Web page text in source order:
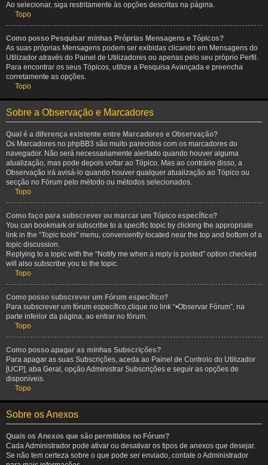
Ao selecionar, siga restritamente às opções descritas na página.
Topo
Como posso Pesquisar minhas Próprias Mensagens e Tópicos?
As suas próprias Mensagens podem ser exibidas clicando em Mensagens do
Utilizador através do Painel de Utilizadores ou apenas pelo seu próprio Perfil.
Para encontrar os seus Tópicos, utilize a Pesquisa Avançada e preencha
corretamente as opções.
Topo
Sobre a Observação e Marcadores
Qual é a diferença existente entre Marcadores e Observação?
Os Marcadores no phpBB3 são muito parecidos com os marcadores do
navegador. Não será necessariamente alertado quando houver alguma
atualização, mas pode depois voltar ao Tópico. Mas ao contrário disso, a
Observação irá avisá-lo quando houver qualquer atualização ao Tópico ou
secção no Fórum pelo método ou métodos selecionados.
Topo
Como faço para subscrever ou marcar um Tópico específico?
You can bookmark or subscribe to a specific topic by clicking the appropriate
link in the “Topic tools” menu, conveniently located near the top and bottom of a
topic discussion.
Replying to a topic with the “Notify me when a reply is posted” option checked
will also subscribe you to the topic.
Topo
Como posso subscrever um Fórum específico?
Para subscrever um fórum específico,clique no link “•Observar Fórum”, na
parte inferior da página, ao entrar no fórum.
Topo
Como posso apagar as minhas Subscrições?
Para apagar as suas Subscrições, aceda ao Painel de Controlo do Utilizador
[UCP], aba Geral, opção Administrar Subscrições e seguir as opções de
disponíveis.
Topo
Sobre os Anexos
Quais os Anexos que são permitidos no Fórum?
Cada Administrador pode ativar ou desativar os tipos de anexos que desejar.
Se não tem certeza sobre o que pode ser enviado, contate o Administrador